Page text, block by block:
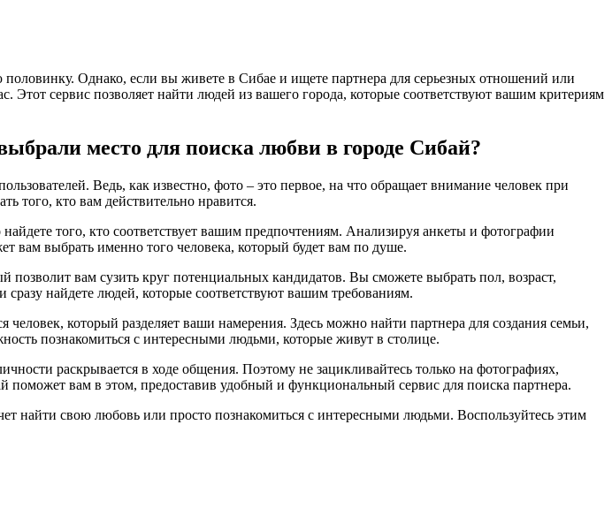
Однако, если вы живете в Сибае и ищете партнера для серьезных отношений или
Этот сервис позволяет найти людей из вашего города, которые соответствуют вашим критериям
место для поиска любви в городе Сибай?
Ведь, как известно, фото – это первое, на что обращает внимание человек при
того, кто вам действительно нравится.
того, кто соответствует вашим предпочтениям. Анализируя анкеты и фотографии
вам выбрать именно того человека, который будет вам по душе.
вам сузить круг потенциальных кандидатов. Вы сможете выбрать пол, возраст,
найдете людей, которые соответствуют вашим требованиям.
который разделяет ваши намерения. Здесь можно найти партнера для создания семьи,
познакомиться с интересными людьми, которые живут в столице.
раскрывается в ходе общения. Поэтому не зацикливайтесь только на фотографиях,
вам в этом, предоставив удобный и функциональный сервис для поиска партнера.
найти свою любовь или просто познакомиться с интересными людьми. Воспользуйтесь этим